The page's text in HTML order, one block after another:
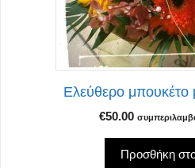
Ελεύθερο μπουκέτο
€50.00
Προσθήκη